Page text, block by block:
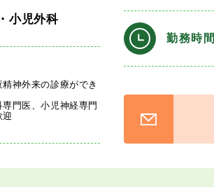
小児外科
神外来の診療ができ
門医、小児神経専門
迎
勤務時間